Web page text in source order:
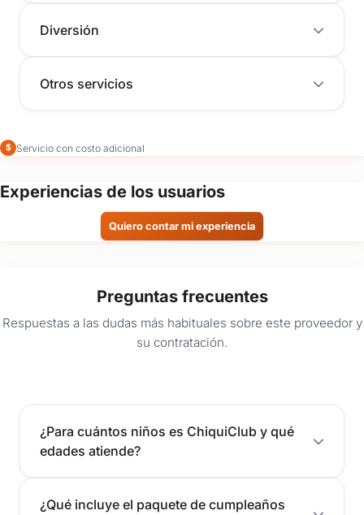
Diversión
Otros servicios
$ Servicio con costo adicional
Experiencias de los usuarios
Quiero contar mi experiencia
Preguntas frecuentes
Respuestas a las dudas más habituales sobre este proveedor y
su contratación.
¿Para cuántos niños es ChiquiClub y qué
edades atiende?
¿Qué incluye el paquete de cumpleaños